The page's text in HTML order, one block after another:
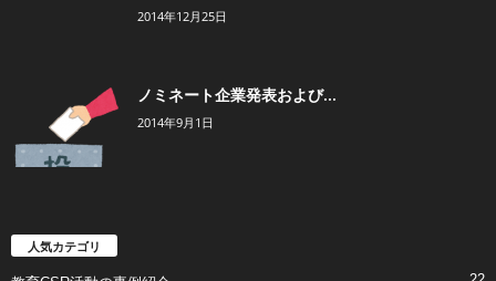
2014年12月25日
ノミネート企業発表および...
2014年9月1日
人気カテゴリ